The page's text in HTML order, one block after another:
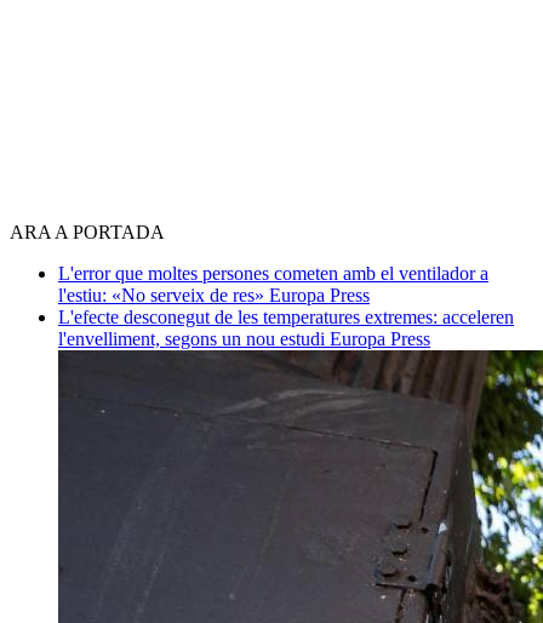
ARA A PORTADA
L'error que moltes persones cometen amb el ventilador a
l'estiu: «No serveix de res» Europa Press
L'efecte desconegut de les temperatures extremes: acceleren
l'envelliment, segons un nou estudi Europa Press